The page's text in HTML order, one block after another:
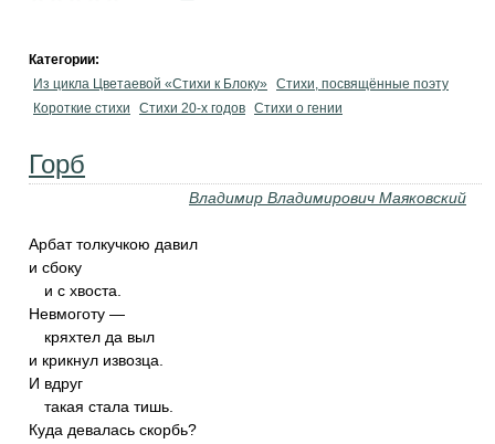
Категории:
Из цикла Цветаевой «Стихи к Блоку» Стихи, посвящённые поэту
Короткие стихи
Стихи 20-х годов Стихи о гении
Горб
Владимир Владимирович Маяковский
Арбат толкучкою давил
и сбоку
и с хвоста.
Невмоготу —
кряхтел да выл
и крикнул извозца.
И вдруг
такая стала тишь.
Куда девалась скорбь?